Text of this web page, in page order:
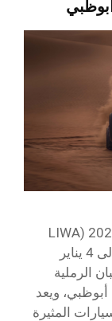
من المقرر أن يقام مهرجان ليوا الدولي 2025 (LIWA
2025) في الفترة من 13 ديسمبر 2024 إلى 4 يناير
الرملية
ويعد
المثيرة